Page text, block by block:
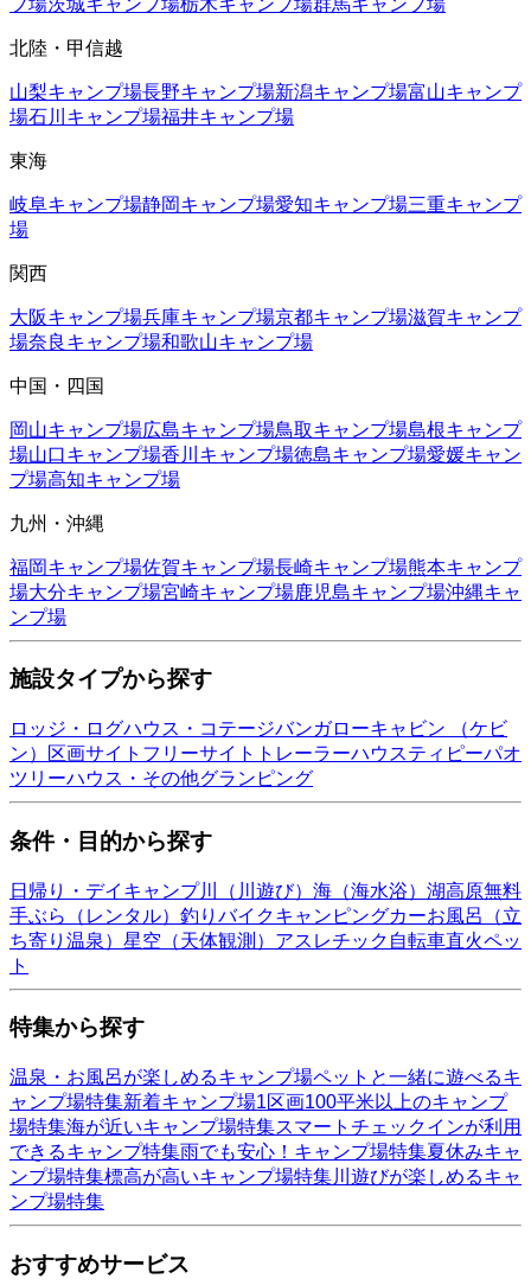
北陸・甲信越
山梨キャンプ場長野キャンプ場新潟キャンプ場富山キャンプ
場石川 キャンプ場福井キャンプ場
東海
岐阜キャンプ場静岡キャンプ場愛知キャンプ場三重キャンプ
場
関西
大阪キャンプ場兵庫キャンプ場京都キャンプ場滋賀キャンプ
場奈良 キャンプ場和歌山キャンプ場
中国・四国
岡山キャンプ場広島キャンプ場鳥取キャンプ場島根キャンプ
場山口キャンプ場香川 キャンプ場徳島キャンプ場愛媛キャン
プ場高知キャンプ場
九州・沖縄
福岡キャンプ場佐賀キャンプ場長崎キャンプ場熊本キャンプ
場大分キャンプ場宮崎キャンプ場鹿児島キャンプ場沖縄キャ
ンプ場
施設タイプから探す
ロッジ・ログハウス・コテージバンガローキャビン （ケビ
ン）
区画サイト フリーサイト トレーラーハウスティピーパオ
ツリーハウス・その他グランピング
条件・目的から探す
日帰り・デイキャンプ川（川遊び） 海（海水浴） 湖高原無料
手ぶら（レンタル） 釣り バイクキャンピングカーお風呂（立
ち寄り温泉） 星空（天体観測） アスレチック 自転車直火ペッ
ト
特集から探す
温泉・お風呂が楽しめるキャンプ場ペットと一緒に遊べるキ
ャンプ場特集新着キャンプ場1区画100平米以上のキャンプ
場特集海が近いキャンプ場特集スマートチェックインが利用
できるキャンプ特集雨でも安心！キャンプ場特集夏休みキャ
ンプ場特集標高が高いキャンプ場特集川遊びが楽しめるキャ
ンプ場特集
おすすめサービス